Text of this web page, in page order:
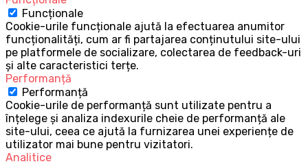
Funcționale
Cookie-urile funcționale ajută la efectuarea anumitor
funcționalități, cum ar fi partajarea conținutului site-ului
pe platformele de socializare, colectarea de feedback-uri
și alte caracteristici terțe.
Performanță
Performanță
Cookie-urile de performanță sunt utilizate pentru a
înțelege și analiza indexurile cheie de performanță ale
site-ului, ceea ce ajută la furnizarea unei experiențe de
utilizator mai bune pentru vizitatori.
Analitice